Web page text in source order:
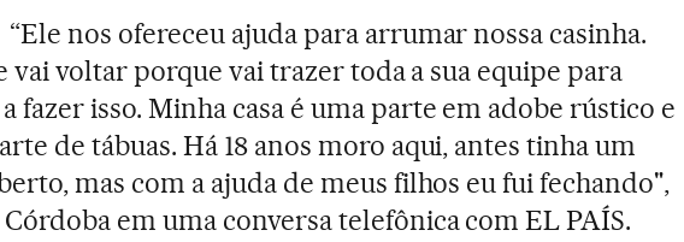
“Ele nos ofereceu ajuda para arrumar nossa casinha.
vai voltar porque vai trazer toda a sua equipe para
fazer isso. Minha casa é uma parte em adobe rústico e
de tábuas. Há 18 anos moro aqui, antes tinha um
mas com a ajuda de meus filhos eu fui fechando",
em uma conversa telefônica com EL PAÍS.